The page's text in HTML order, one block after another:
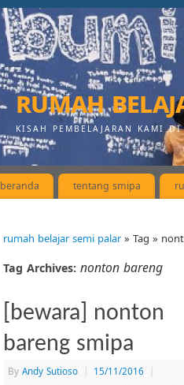
rumah
KISAH PEMBELAJARAN KAMI
beranda tentang smipa
rumah belajar semi palar» Tag »
Tag Archives: nonton bareng
[bewara] nonton
bareng smipa
By Andy Sutioso | 15/11/2016
|